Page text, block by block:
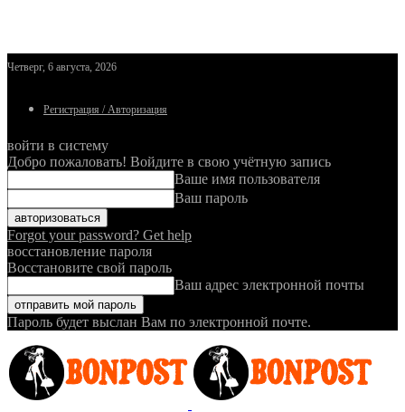
Четверг, 6 августа, 2026
Регистрация / Авторизация
войти в систему
Добро пожаловать! Войдите в свою учётную запись
Ваше имя пользователя
Ваш пароль
Forgot your password? Get help
восстановление пароля
Восстановите свой пароль
Ваш адрес электронной почты
Пароль будет выслан Вам по электронной почте.